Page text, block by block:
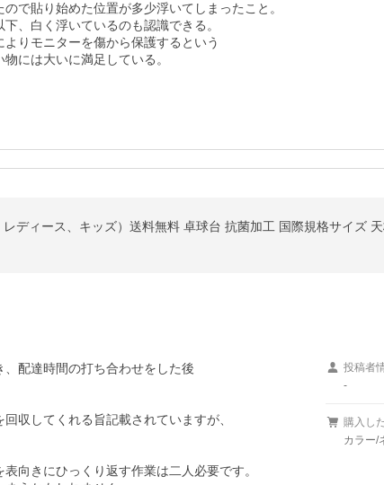
で貼り始めた位置が多少浮いてしまったこと。
、白く浮いているのも認識できる。
りモニターを傷から保護するという
には大いに満足している。
配達時間の打ち合わせをした後
収してくれる旨記載されていますが、
向きにひっくり返す作業は二人必要です。
投稿者
-
購入し
カラー/